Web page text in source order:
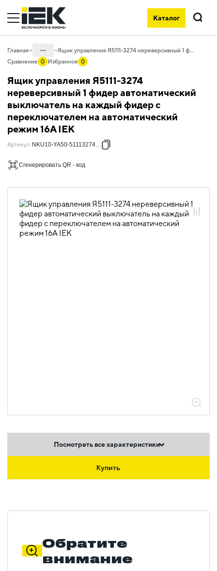
Каталог
Поиск
Главная ...
50. Типовые решения НКУ
50.10 Ящики управления
50.10.01 НКУ ящики управления
электродвигателями Я5000
Ящик управления Я5111-3274 нереверсивный 1 фидер автоматический выключатель на каждый фидер с переключателем на автоматический режим 16А IEK
Сравнение 0 Избранное 0
Ящик управления Я5111-3274
нереверсивный 1 фидер автоматический
выключатель на каждый фидер с
переключателем на автоматический
режим 16А IEK
Артикул: NKU10-YA50-51113274-01
Сгенерировать QR - код
Посмотреть все характеристики
Купить
Обратите
внимание